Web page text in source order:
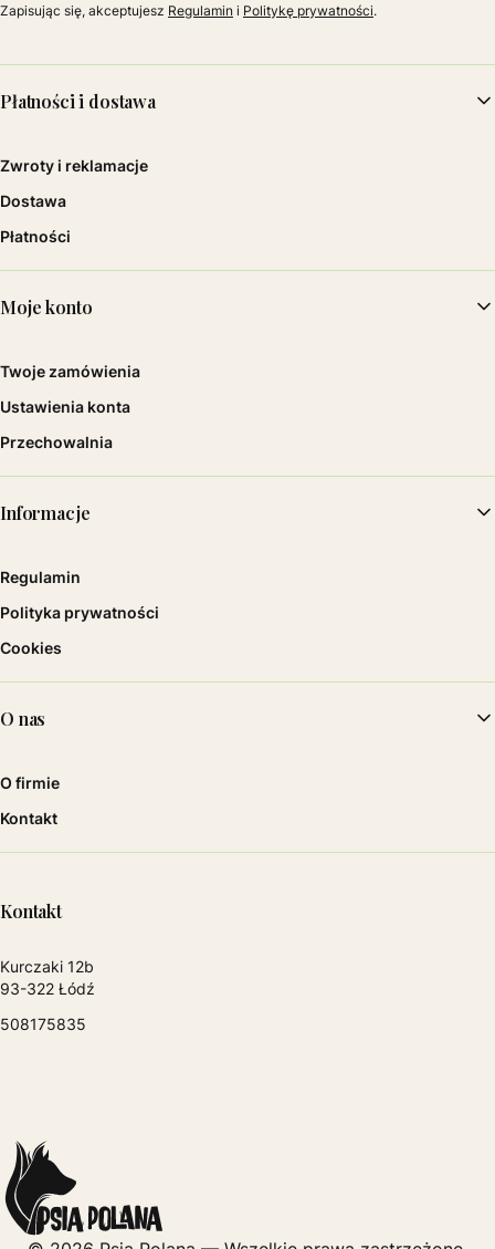
Zapisując się, akceptujesz Regulamin i Politykę prywatności.
Linki w stopce
Płatności i dostawa
Zwroty i reklamacje
Dostawa
Płatności
Moje konto
Twoje zamówienia
Ustawienia konta
Przechowalnia
Informacje
Regulamin
Polityka prywatności
Cookies
O nas
O firmie
Kontakt
Kontakt
Adres:
Kurczaki 12b
93-322 Łódź
508175835